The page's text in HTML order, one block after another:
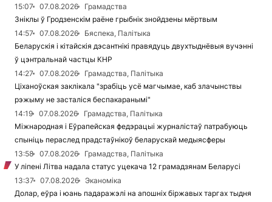
15:07
07.08.2026
Грамадства
Зніклы ў Гродзенскім раёне грыбнік знойдзены мёртвым
14:57
07.08.2026
Бяспека, Палітыка
Беларускія і кітайскія дэсантнікі правядуць двухтыднёвыя вучэнні
ў цэнтральнай частцы КНР
14:27
07.08.2026
Грамадства, Палітыка
Ціханоўская заклікала "зрабіць усё магчымае, каб злачынствы
рэжыму не засталіся беспакаранымі"
14:19
07.08.2026
Грамадства, Палітыка
Міжнародная і Еўрапейская федэрацыі журналістаў патрабуюць
спыніць пераслед прадстаўнікоў беларускай медыясферы
13:58
07.08.2026
Грамадства, Палітыка
У ліпені Літва надала статус уцекача 12 грамадзянам Беларусі
13:37
07.08.2026
Эканоміка
Долар, еўра і юань падаражэлі на апошніх біржавых таргах тыдня